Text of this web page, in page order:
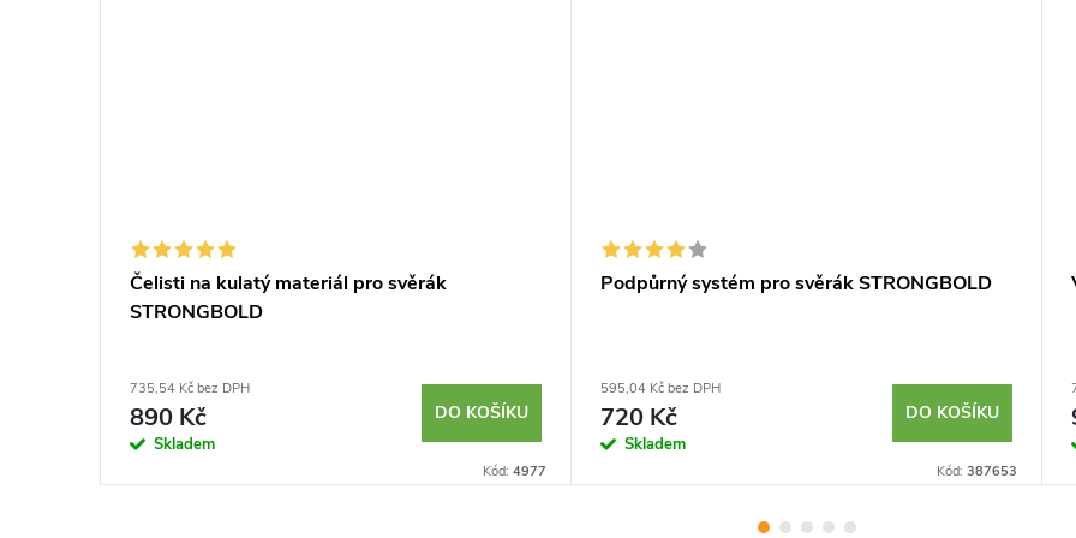
Čelisti na kulatý materiál pro svěrák
STRONGBOLD
735,54 Kč bez DPH
890 Kč
Skladem
DO KOŠÍKU
Kód: 4977
Podpůrný systém pro svěrák STRONGBOLD
595,04 Kč bez DPH
720 Kč
Skladem
DO KOŠÍKU
Kód: 387653